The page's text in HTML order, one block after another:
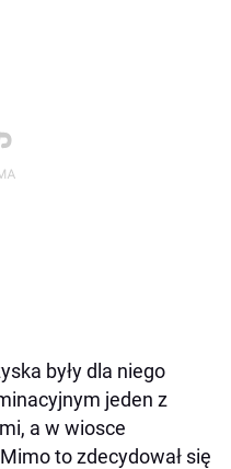
były dla niego
jeden z
a w wiosce
to zdecydował się